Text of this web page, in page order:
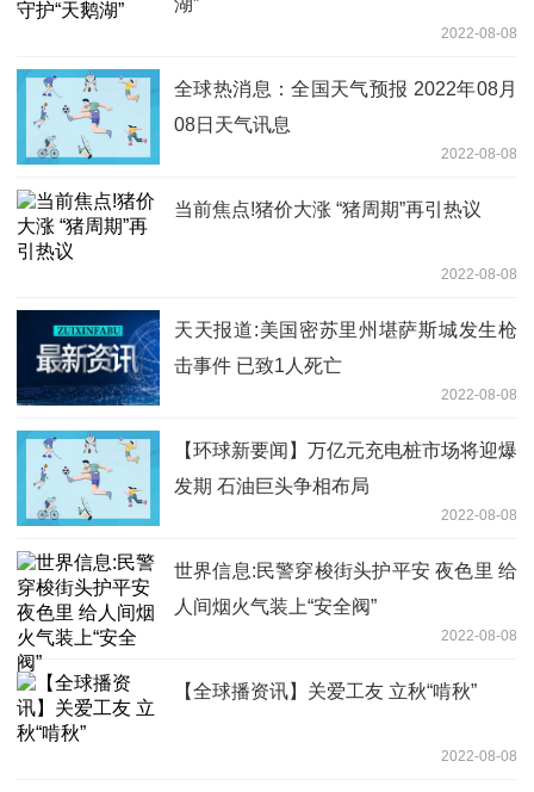
湖”
2022-08-08
全球热消息：全国天气预报 2022年08月
08日天气讯息
2022-08-08
当前焦点!猪价大涨 “猪周期”再引热议
2022-08-08
天天报道:美国密苏里州堪萨斯城发生枪
击事件 已致1人死亡
2022-08-08
【环球新要闻】万亿元充电桩市场将迎爆
发期 石油巨头争相布局
2022-08-08
世界信息:民警穿梭街头护平安 夜色里 给
人间烟火气装上“安全阀”
2022-08-08
【全球播资讯】关爱工友 立秋“啃秋”
2022-08-08